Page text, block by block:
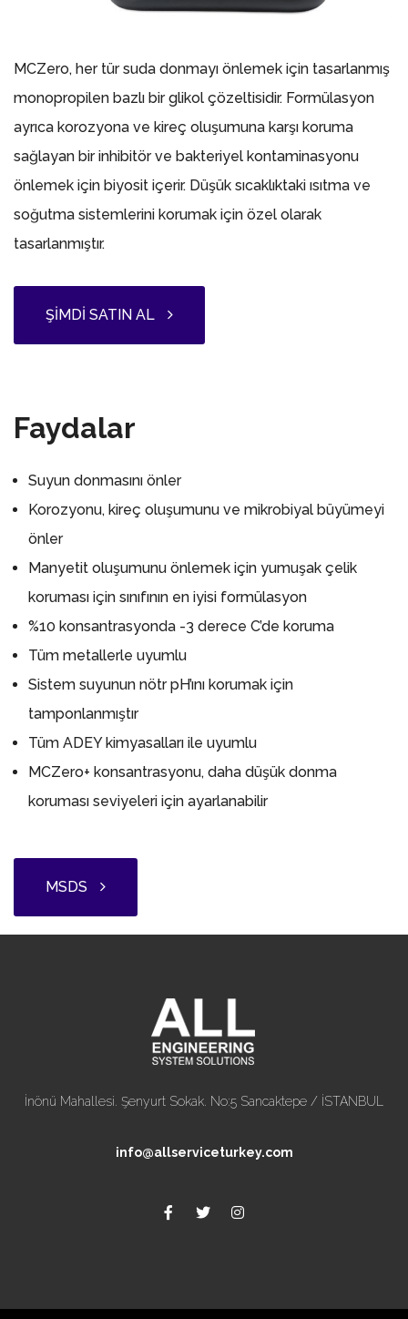
MCZero, her tür suda donmayı önlemek için tasarlanmış
monopropilen bazlı bir glikol çözeltisidir. Formülasyon
ayrıca korozyona ve kireç oluşumuna karşı koruma
sağlayan bir inhibitör ve bakteriyel kontaminasyonu
önlemek için biyosit içerir. Düşük sıcaklıktaki ısıtma ve
soğutma sistemlerini korumak için özel olarak
tasarlanmıştır.
ŞIMDI SATIN AL
Faydalar
Suyun donmasını önler
Korozyonu, kireç oluşumunu ve mikrobiyal büyümeyi
önler
Manyetit oluşumunu önlemek için yumuşak çelik
koruması için sınıfının en iyisi formülasyon
%10 konsantrasyonda -3 derece C’de koruma
Tüm metallerle uyumlu
Sistem suyunun nötr pH’ını korumak için
tamponlanmıştır
Tüm ADEY kimyasalları ile uyumlu
MCZero+ konsantrasyonu, daha düşük donma
koruması seviyeleri için ayarlanabilir
MSDS
İnönü Mahallesi. Şenyurt Sokak. No:5 Sancaktepe / İSTANBUL
info@allserviceturkey.com